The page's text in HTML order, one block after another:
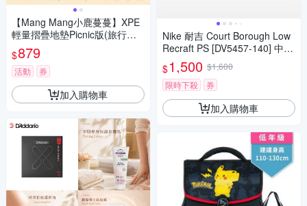
【Mang Mang小鹿蔓蔓】XPE
輕量摺疊地墊Picnic版(旅行小
魚)
$879
活動 券
加入購物車
Nike 耐吉 Court Borough Low
Recraft PS [DV5457-140] 中童
休閒鞋 白藍綠
$1,500 $1,600
限時下殺
券
加入購物車